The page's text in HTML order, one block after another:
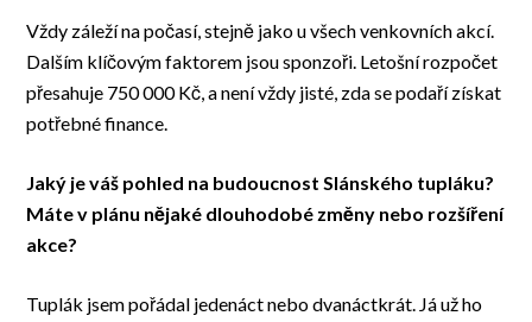
Vždy záleží na počasí, stejně jako u všech venkovních akcí.
Dalším klíčovým faktorem jsou sponzoři. Letošní rozpočet
přesahuje 750 000 Kč, a není vždy jisté, zda se podaří získat
potřebné finance.
Jaký je váš pohled na budoucnost Slánského tupláku?
Máte v plánu nějaké dlouhodobé změny nebo rozšíření
akce?
Tuplák jsem pořádal jedenáct nebo dvanáctkrát. Já už ho